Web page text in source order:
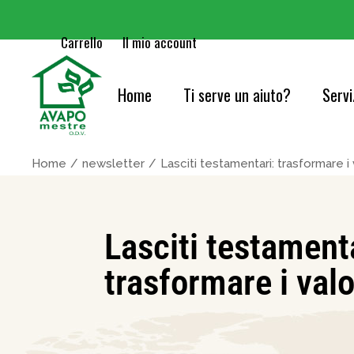
Carrello Il mio account
Home Ti serve un aiuto?
Home newsletter Lasciti testamentari: trasformare i
Lasciti
trasformare i